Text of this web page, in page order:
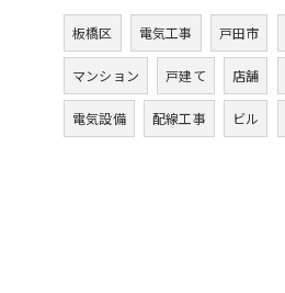
板橋区 電気工事 戸田市
マンション 戸建て 店舗
電気設備 配線工事 ビル